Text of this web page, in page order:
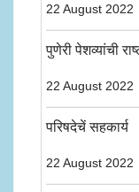
22 August 2022
पुणेरी पेशव्यांची
22 August 2022
परिषदेचें सहकार्य
22 August 2022